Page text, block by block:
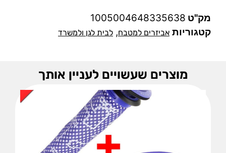
מק"ט 1005004648335638
קטגוריות אביזרים למטבח, לבית לגן ולמשרד
מוצרים שעשויים לעניין אותך